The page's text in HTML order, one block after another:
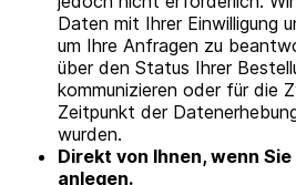
Daten mit Ihrer Einwilligung
um Ihre Anfragen zu
über den Status Ihrer
kommunizieren oder für die
Zeitpunkt der
wurden.
Direkt von Ihnen, wenn
anlegen.